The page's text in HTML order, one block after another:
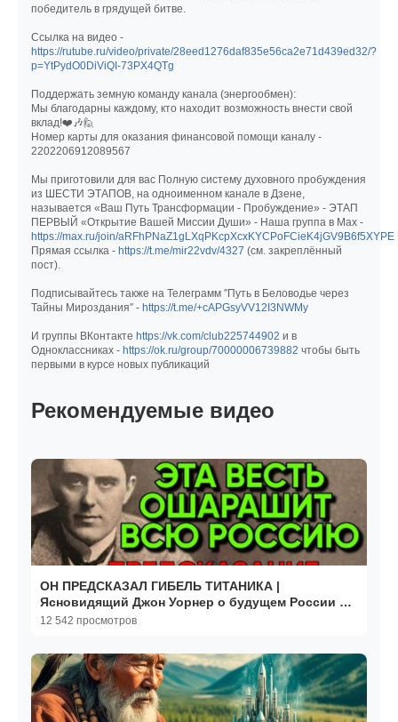
победитель в грядущей битве.
Ссылка на видео -
https://rutube.ru/video/private/28eed1276daf835e56ca2e71d439ed32/?
p=YtPydO0DiViQI-73PX4QTg
Поддержать земную команду канала (энергообмен):
Мы благодарны каждому, кто находит возможность внести свой
вклад!❤️🎶🙋
Номер карты для оказания финансовой помощи каналу -
2202206912089567
Мы приготовили для вас Полную систему духовного пробуждения
из ШЕСТИ ЭТАПОВ, на одноименном канале в Дзене,
называется «Ваш Путь Трансформации - Пробуждение» - ЭТАП
ПЕРВЫЙ «Открытие Вашей Миссии Души» - Наша группа в Мах -
https://max.ru/join/aRFhPNaZ1gLXqPKcpXcxKYCPoFCieK4jGV9B6f5XYPE
Прямая ссылка - https://t.me/mir22vdv/4327 (см. закреплённый
пост).
Подписывайтесь также на Телеграмм ″Путь в Беловодье через
Тайны Мироздания″ - https://t.me/+cAPGsyVV12I3NWMy
И группы ВКонтакте https://vk.com/club225744902 и в
Одноклассниках - https://ok.ru/group/70000006739882 чтобы быть
первыми в курсе новых публикаций
Рекомендуемые видео
ОН ПРЕДСКАЗАЛ ГИБЕЛЬ ТИТАНИКА |
Ясновидящий Джон Уорнер о будущем России и
мира
12 542 просмотров